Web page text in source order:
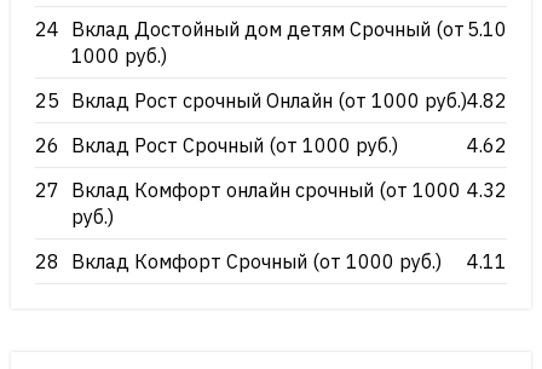
24 Вклад Достойный дом детям Срочный (от
1000 руб.)
5.10
25 Вклад Рост срочный Онлайн (от 1000 руб.)4.82
26
Вклад Рост Срочный (от 1000 руб.)
4.62
27 Вклад Комфорт онлайн срочный (от 1000
руб.)
4.32
28 Вклад Комфорт Срочный (от 1000 руб.) 4.11